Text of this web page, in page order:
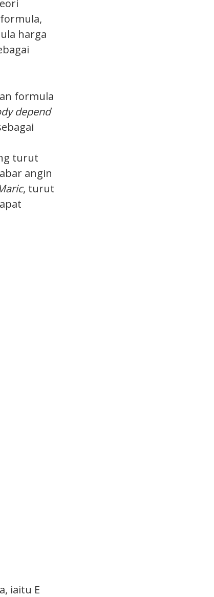
harga
formula
depend
turut
angin
, turut
iaitu E